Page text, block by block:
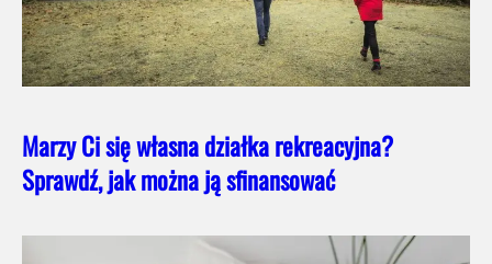
Marzy Ci się własna działka rekreacyjna?
Sprawdź, jak można ją sfinansować